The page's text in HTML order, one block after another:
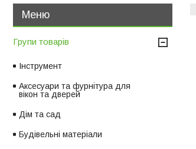
Групи товарів
Інструмент
Аксесуари та фурнітура для
вікон та дверей
Дім та сад
Будівельні матеріали